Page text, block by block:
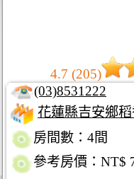
4.7 (205)
(03)8531222
花蓮縣吉安鄉
房間數：4間
參考房價：NT$